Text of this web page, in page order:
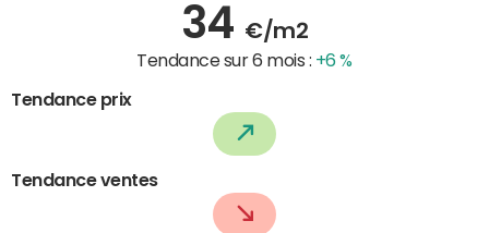
34 €/m2
Tendance sur 6 mois : +6 %
Tendance prix
Tendance ventes